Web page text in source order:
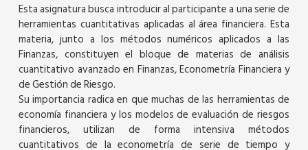
Esta asignatura busca introducir al participante a una serie de
herramientas cuantitativas aplicadas al área financiera. Esta
materia, junto a los métodos numéricos aplicados a las
Finanzas, constituyen el bloque de materias de análisis
cuantitativo avanzado en Finanzas, Econometría Financiera y
de Gestión de Riesgo.
Su importancia radica en que muchas de las herramientas de
economía financiera y los modelos de evaluación de riesgos
financieros, utilizan de forma intensiva métodos
cuantitativos de la econometría de serie de tiempo y